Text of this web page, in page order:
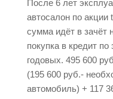
После 6 лет
автосалон по акции
сумма идёт в зачёт
покупка в кредит
годовых. 495 600
(195 600 руб.-
автомобиль) + 117